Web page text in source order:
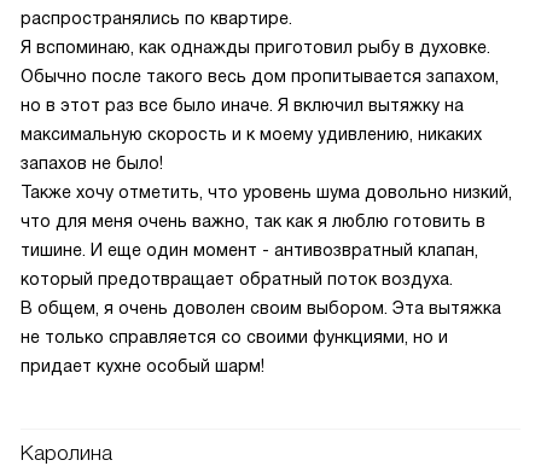
распространялись по квартире.
Я вспоминаю, как однажды приготовил рыбу в духовке.
Обычно после такого весь дом пропитывается запахом,
но в этот раз все было иначе. Я включил вытяжку на
максимальную скорость и к моему удивлению, никаких
запахов не было!
Также хочу отметить, что уровень шума довольно низкий,
что для меня очень важно, так как я люблю готовить в
тишине. И еще один момент - антивозвратный клапан,
который предотвращает обратный поток воздуха.
В общем, я очень доволен своим выбором. Эта вытяжка
не только справляется со своими функциями, но и
придает кухне особый шарм!
Каролина